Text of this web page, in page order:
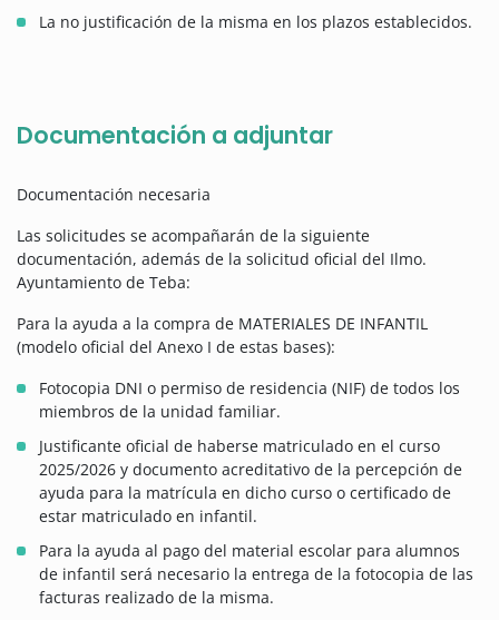
La no justificación de la misma en los plazos establecidos.
Documentación a adjuntar
Documentación necesaria
Las solicitudes se acompañarán de la siguiente
documentación, además de la solicitud oficial del Ilmo.
Ayuntamiento de Teba:
Para la ayuda a la compra de MATERIALES DE INFANTIL
(modelo oficial del Anexo I de estas bases):
Fotocopia DNI o permiso de residencia (NIF) de todos los
miembros de la unidad familiar.
Justificante oficial de haberse matriculado en el curso
2025/2026 y documento acreditativo de la percepción de
ayuda para la matrícula en dicho curso o certificado de
estar matriculado en infantil.
Para la ayuda al pago del material escolar para alumnos
de infantil será necesario la entrega de la fotocopia de las
facturas realizado de la misma.